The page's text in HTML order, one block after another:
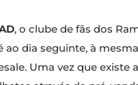
, o clube de fãs dos
ao dia seguinte, à
Uma vez que